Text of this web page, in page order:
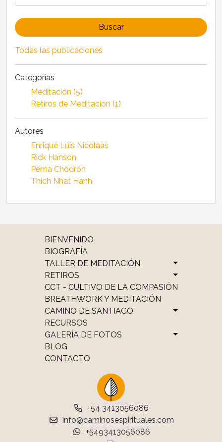
Buscar
Todas las publicaciones
Categorías
Meditación (5)
Retiros de Meditación (1)
Autores
Enrique Luis Nicolaas
Rick Hanson
Pema Chödrön
Thich Nhat Hanh
BIENVENIDO
BIOGRAFÍA
TALLER DE MEDITACIÓN
RETIROS
CCT - CULTIVO DE LA COMPASIÓN
BREATHWORK Y MEDITACIÓN
CAMINO DE SANTIAGO
RECURSOS
GALERÍA DE FOTOS
BLOG
CONTACTO
+54 3413056086
info@caminosespirituales.com
+5493413056086